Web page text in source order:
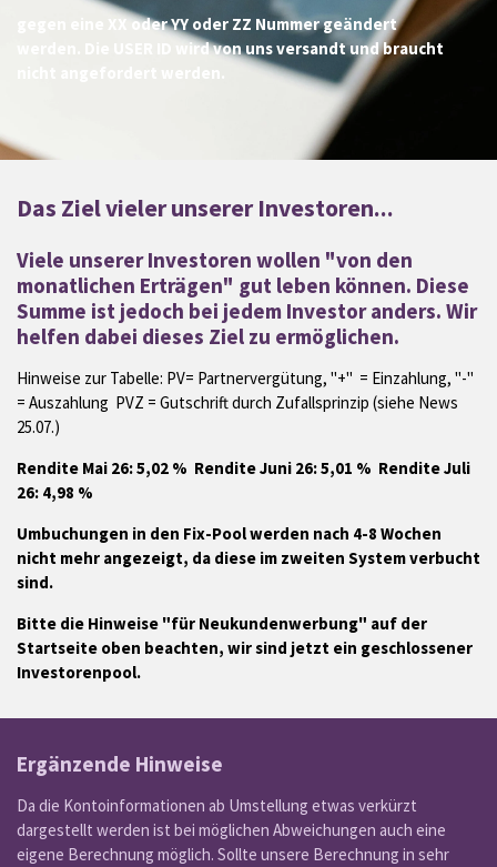
gegen eine XX oder YY oder ZZ Nummer geändert
Die USER ID wird von uns versandt und braucht
nicht angefordert werden.
Das Ziel vieler unserer Investoren...
Viele unserer Investoren wollen "von den
monatlichen Erträgen" gut leben können. Diese
Summe ist jedoch bei jedem Investor anders. Wir
helfen dabei dieses Ziel zu ermöglichen.
Hinweise zur Tabelle: PV= Partnervergütung, "+" = Einzahlung, "-"
= Auszahlung PVZ = Gutschrift durch Zufallsprinzip (siehe News
25.07.)
Rendite Mai 26: 5,02 % Rendite Juni 26: 5,01 % Rendite Juli
26: 4,98 %
Umbuchungen in den Fix-Pool werden nach 4-8 Wochen
nicht mehr angezeigt, da diese im zweiten System verbucht
sind.
Bitte die Hinweise "für Neukundenwerbung" auf der
Startseite oben beachten, wir sind jetzt ein geschlossener
Investorenpool.
Ergänzende Hinweise
Da die Kontoinformationen ab Umstellung etwas verkürzt
dargestellt werden ist bei möglichen Abweichungen auch eine
eigene Berechnung möglich. Sollte unsere Berechnung in sehr